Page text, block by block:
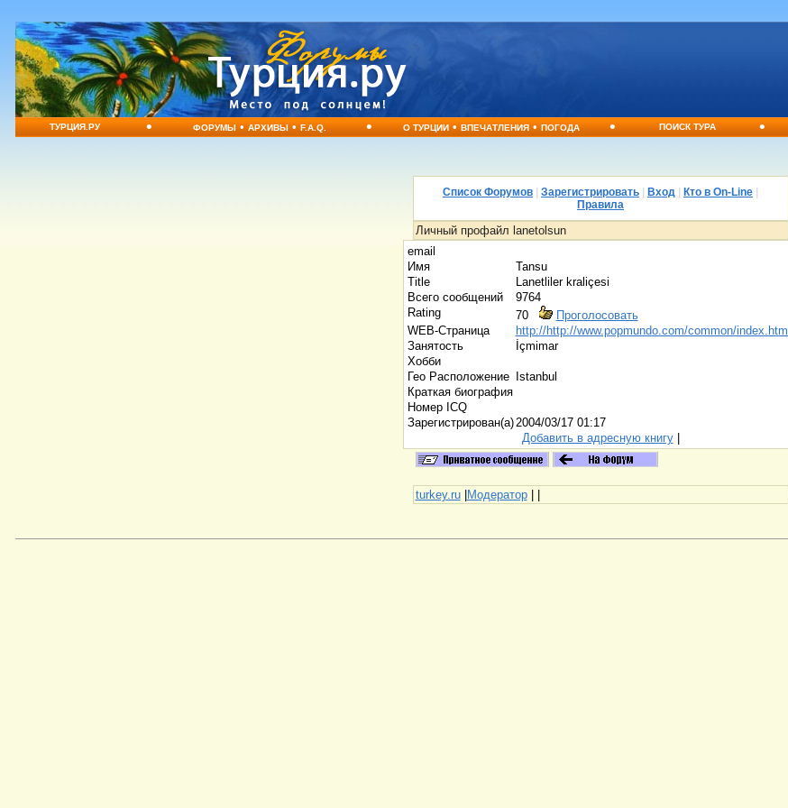
ТУРЦИЯ.РУ • ФОРУМЫ•АРХИВЫ•F.A.Q. • О ТУРЦИИ•ВПЕЧАТЛЕНИЯ•ПОГОДА • ПОИСК ТУРА •
Список Форумов Зарегистрировать Вход Кто в On-Line
Правила
Личный профайл lanetolsun
email
Имя
Tansu
Title
Lanetliler kraliçesi
Всего сообщений
9764
Rating
70
Проголосовать
WEB-Страница
http://http://www.popmundo.com/common/index.html
Занятость
İçmimar
Хобби
Гео Расположение
Istanbul
Краткая биография
Номер ICQ
Зарегистрирован(а)2004/03/17 01:17
Добавить в адресную книгу|
turkey.ru|Модератор| |